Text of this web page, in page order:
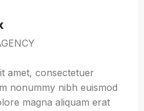
amet, consectetuer
nonummy nibh euismod
magna aliquam erat